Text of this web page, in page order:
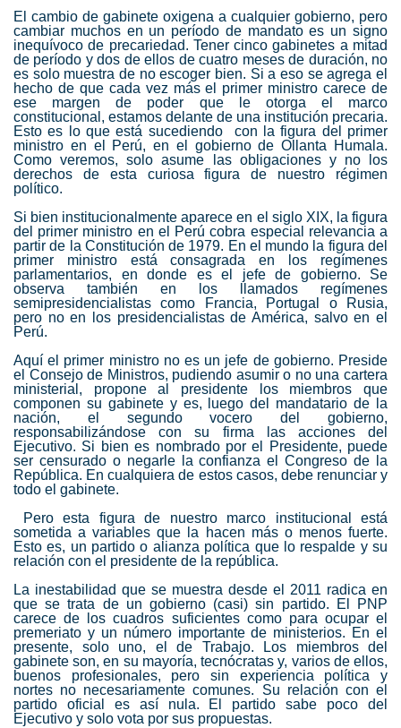
El cambio de gabinete oxigena a cualquier gobierno, pero
cambiar muchos en un período de mandato es un signo
inequívoco de precariedad. Tener cinco gabinetes a mitad
de período y dos de ellos de cuatro meses de duración, no
es solo muestra de no escoger bien. Si a eso se agrega el
hecho de que cada vez más el primer ministro carece de
ese margen de poder que le otorga el marco
constitucional, estamos delante de una institución precaria.
Esto es lo que está sucediendo con la figura del primer
ministro en el Perú, en el gobierno de Ollanta Humala.
Como veremos, solo asume las obligaciones y no los
derechos de esta curiosa figura de nuestro régimen
político.
Si bien institucionalmente aparece en el siglo XIX, la figura
del primer ministro en el Perú cobra especial relevancia a
partir de la Constitución de 1979. En el mundo la figura del
primer ministro está consagrada en los regímenes
parlamentarios, en donde es el jefe de gobierno. Se
observa también en los llamados regímenes
semipresidencialistas como Francia, Portugal o Rusia,
pero no en los presidencialistas de América, salvo en el
Perú.
Aquí el primer ministro no es un jefe de gobierno. Preside
el Consejo de Ministros, pudiendo asumir o no una cartera
ministerial, propone al presidente los miembros que
componen su gabinete y es, luego del mandatario de la
nación, el segundo vocero del gobierno,
responsabilizándose con su firma las acciones del
Ejecutivo. Si bien es nombrado por el Presidente, puede
ser censurado o negarle la confianza el Congreso de la
República. En cualquiera de estos casos, debe renunciar y
todo el gabinete.
Pero esta figura de nuestro marco institucional está
sometida a variables que la hacen más o menos fuerte.
Esto es, un partido o alianza política que lo respalde y su
relación con el presidente de la república.
La inestabilidad que se muestra desde el 2011 radica en
que se trata de un gobierno (casi) sin partido. El PNP
carece de los cuadros suficientes como para ocupar el
premeriato y un número importante de ministerios. En el
presente, solo uno, el de Trabajo. Los miembros del
gabinete son, en su mayoría, tecnócratas y, varios de ellos,
buenos profesionales, pero sin experiencia política y
nortes no necesariamente comunes. Su relación con el
partido oficial es así nula. El partido sabe poco del
Ejecutivo y solo vota por sus propuestas.